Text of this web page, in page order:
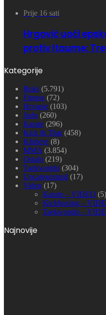
Prije 16 sati
Hrgović uoči
protiv Itaume:
Kategorije
Boks (5.791)
Fitness (72)
Hrvanje (103)
Judo (260)
Karate (296)
Kick & Thai (458)
Klubovi (8)
MMA (3.854)
Ostalo (219)
Taekwondo (304)
Uncategorized (17)
Video (17)
Karate – VIDEO (5)
Kickboxing –
Taekwondo –
Najnovije